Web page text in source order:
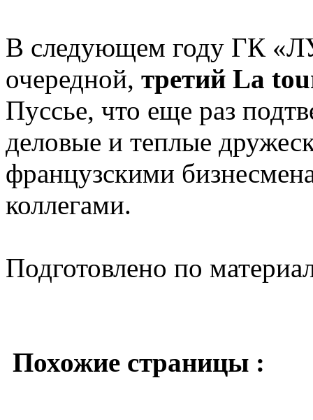
В следующем году ГК
очередной, третий La
Пуссье, что еще раз
деловые и теплые
французскими
коллегами.
Подготовлено по
Похожие страницы :